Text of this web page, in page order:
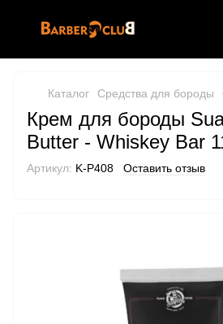
Каталог Средства для бороды
Крем для бороды
Butter - Whiskey Bar
Артикул: K-P408 Оставить отзыв